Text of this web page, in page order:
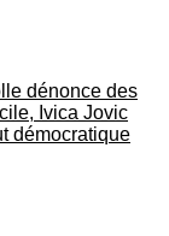
dénonce des
Ivica Jovic
démocratique